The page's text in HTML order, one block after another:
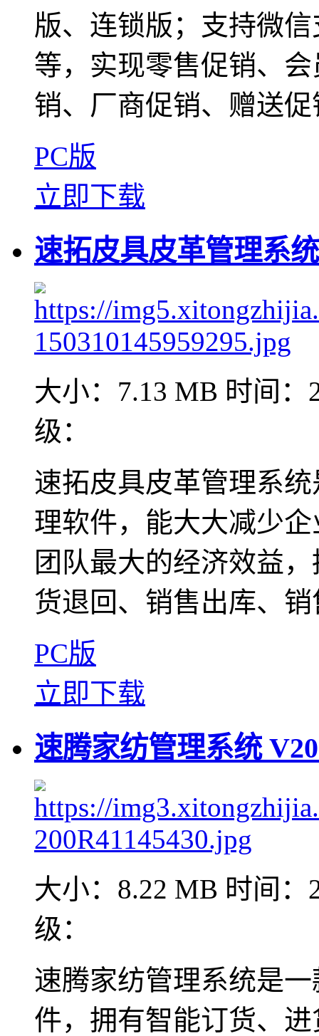
版、连锁版；支持微
等，实现零售促销、
销、厂商促销、赠送
PC版
立即下载
速拓皮具皮革管理系
大小：7.13 MB 时间：
级：
速拓皮具皮革管理系
理软件，能大大减少
团队最大的经济效益
货退回、销售出库、
PC版
立即下载
速腾家纺管理系统
大小：8.22 MB 时间：
级：
速腾家纺管理系统是
件，拥有智能订货、